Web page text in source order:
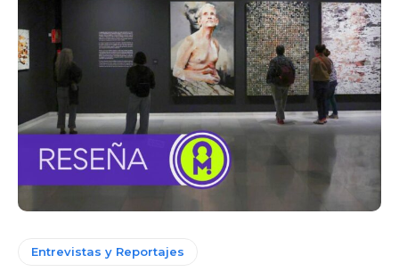
Entrevistas y Reportajes